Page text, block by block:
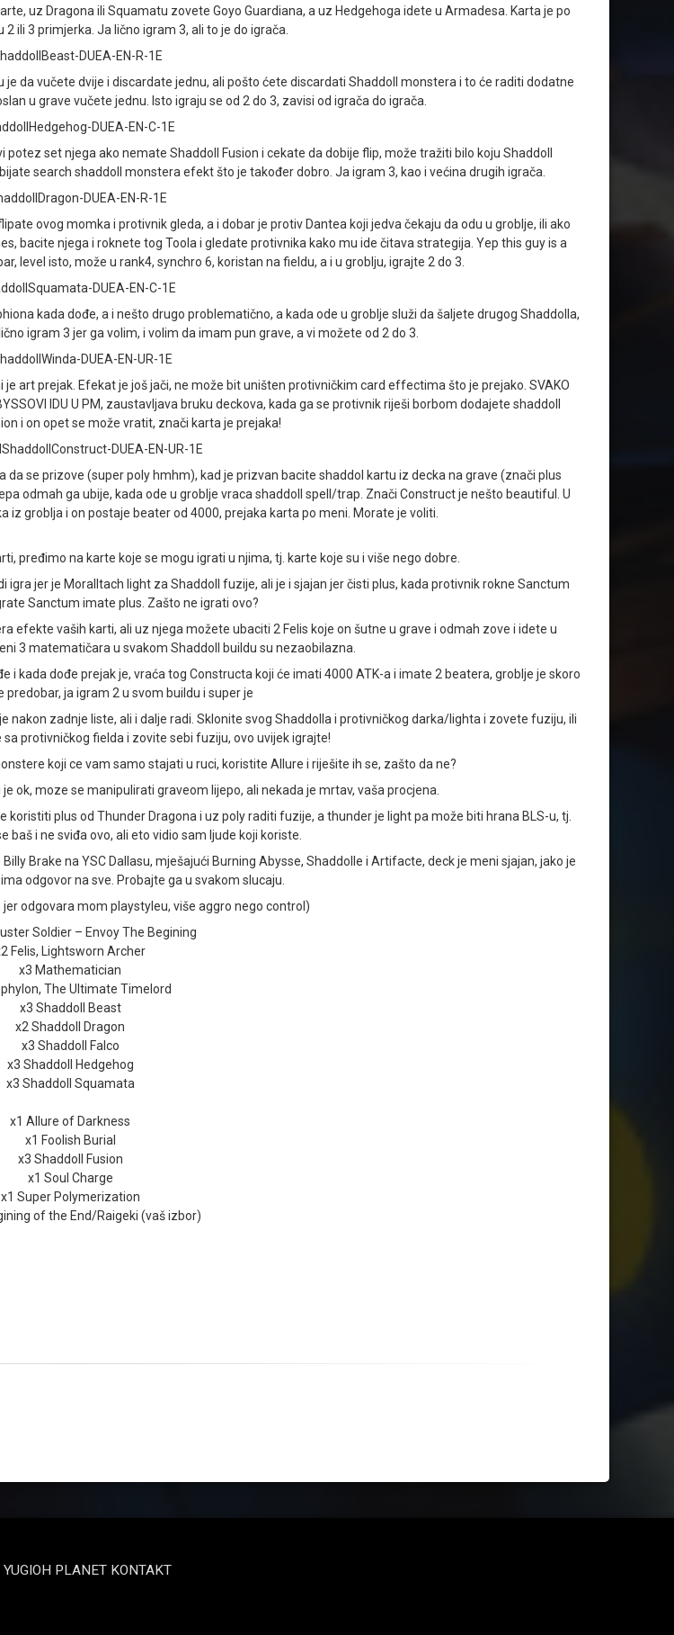
uz Dragona ili Squamatu zovete Goyo Guardiana, a uz Hedgehoga idete u Armadesa. Karta je po
ili 3 primjerka. Ja lično igram 3, ali to je do igrača.
da vučete dvije i discardate jednu, ali pošto ćete discardati Shaddoll monstera i to će raditi dodatne
u grave vučete jednu. Isto igraju se od 2 do 3, zavisi od igrača do igrača.
set njega ako nemate Shaddoll Fusion i cekate da dobije flip, može tražiti bilo koju Shaddoll
search shaddoll monstera efekt što je također dobro. Ja igram 3, kao i većina drugih igrača.
ovog momka i protivnik gleda, a i dobar je protiv Dantea koji jedva čekaju da odu u groblje, ili ako
bacite njega i roknete tog Toola i gledate protivnika kako mu ide čitava strategija. Yep this guy is a
level isto, može u rank4, synchro 6, koristan na fieldu, a i u groblju, igrajte 2 do 3.
kada dođe, a i nešto drugo problematično, a kada ode u groblje služi da šaljete drugog Shaddolla,
igram 3 jer ga volim, i volim da imam pun grave, a vi možete od 2 do 3.
art prejak. Efekat je još jači, ne može bit uništen protivničkim card effectima što je prejako. SVAKO
IDU U PM, zaustavljava bruku deckova, kada ga se protivnik riješi borbom dodajete shaddoll
i on opet se može vratit, znači karta je prejaka!
se prizove (super poly hmhm), kad je prizvan bacite shaddol kartu iz decka na grave (znači plus
odmah ga ubije, kada ode u groblje vraca shaddoll spell/trap. Znači Construct je nešto beautiful. U
groblja i on postaje beater od 4000, prejaka karta po meni. Morate je voliti.
pređimo na karte koje se mogu igrati u njima, tj. karte koje su i više nego dobre.
jer je Moralltach light za Shaddoll fuzije, ali je i sjajan jer čisti plus, kada protivnik rokne Sanctum
Sanctum imate plus. Zašto ne igrati ovo?
vaših karti, ali uz njega možete ubaciti 2 Felis koje on šutne u grave i odmah zove i idete u
3 matematičara u svakom Shaddoll buildu su nezaobilazna.
kada dođe prejak je, vraća tog Constructa koji će imati 4000 ATK-a i imate 2 beatera, groblje je skoro
predobar, ja igram 2 u svom buildu i super je
zadnje liste, ali i dalje radi. Sklonite svog Shaddolla i protivničkog darka/lighta i zovete fuziju, ili
protivničkog fielda i zovite sebi fuziju, ovo uvijek igrajte!
koji ce vam samo stajati u ruci, koristite Allure i riješite ih se, zašto da ne?
ok, moze se manipulirati graveom lijepo, ali nekada je mrtav, vaša procjena.
plus od Thunder Dragona i uz poly raditi fuzije, a thunder je light pa može biti hrana BLS-u, tj.
baš i ne sviđa ovo, ali eto vidio sam ljude koji koriste.
Brake na YSC Dallasu, mješajući Burning Abysse, Shaddolle i Artifacte, deck je meni sjajan, jako je
odgovor na sve. Probajte ga u svakom slucaju.
odgovara mom playstyleu, više aggro nego control)
Soldier – Envoy The Begining
Felis, Lightsworn Archer
x3 Mathematician
The Ultimate Timelord
x3 Shaddoll Beast
x2 Shaddoll Dragon
x3 Shaddoll Falco
x3 Shaddoll Hedgehog
x3 Shaddoll Squamata
x1 Allure of Darkness
x1 Foolish Burial
x3 Shaddoll Fusion
x1 Soul Charge
x1 Super Polymerization
of the End/Raigeki (vaš izbor)
YUGIOH PLANET KONTAKT